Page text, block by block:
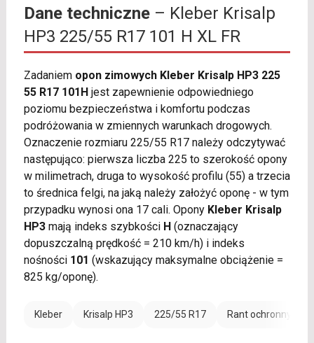
Dane techniczne– Kleber Krisalp
HP3 225/55 R17 101 H XL FR
Zadaniem opon zimowych Kleber Krisalp HP3 225
55 R17 101Hjest zapewnienie odpowiedniego
poziomu bezpieczeństwa i komfortu podczas
podróżowania w zmiennych warunkach drogowych.
Oznaczenie rozmiaru 225/55 R17 należy odczytywać
następująco: pierwsza liczba 225 to szerokość opony
w milimetrach, druga to wysokość profilu (55) a trzecia
to średnica felgi, na jaką należy założyć oponę - w tym
przypadku wynosi ona 17 cali. Opony Kleber Krisalp
HP3mają indeks szybkości H(oznaczający
dopuszczalną prędkość = 210 km/h) i indeks
nośności 101 (wskazujący maksymalne obciążenie =
825 kg/oponę).
Kleber Krisalp HP3 225/55 R17 Rant ochronny (FR)